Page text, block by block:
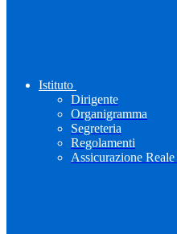
Istituto
Dirigente
Organigramma
Segreteria
Regolamenti
Assicurazione